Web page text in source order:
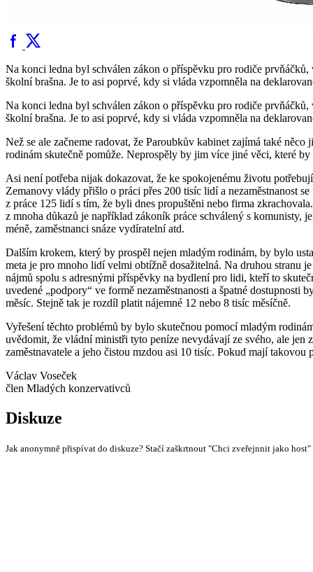
Na konci ledna byl schválen zákon o příspěvku pro rodiče
školní brašna. Je to asi poprvé, kdy si vláda vzpomněla na
Na konci ledna byl schválen zákon o příspěvku pro rodiče
školní brašna. Je to asi poprvé, kdy si vláda vzpomněla na
Než se ale začneme radovat, že Paroubkův kabinet zajímá také
rodinám skutečně pomůže. Neprospěly by jim více jiné věci, které
Asi není potřeba nijak dokazovat, že ke spokojenému životu
Zemanovy vlády přišlo o práci přes 200 tisíc lidí a nezaměstnanost
z práce 125 lidí s tím, že byli dnes propuštěni nebo firma
z mnoha důkazů je například zákoník práce schválený s komunisty,
méně, zaměstnanci snáze vydíratelní atd.
Dalším krokem, který by prospěl nejen mladým rodinám, by bylo
meta je pro mnoho lidí velmi obtížně dosažitelná. Na druhou stranu
nájmů spolu s adresnými příspěvky na bydlení pro lidi, kteří to
uvedené „podpory“ ve formě nezaměstnanosti a špatné
měsíc. Stejně tak je rozdíl platit nájemné 12 nebo 8 tisíc měsíčně.
Vyřešení těchto problémů by bylo skutečnou pomocí mladým
uvědomit, že vládní ministři tyto peníze nevydávají ze svého, ale
zaměstnavatele a jeho čistou mzdou asi 10 tisíc. Pokud mají
Václav Voseček
člen Mladých konzervativců
Diskuze
Jak anonymně přispívat do diskuze? Stačí zaškrtnout "Chci zveřejnnit jako